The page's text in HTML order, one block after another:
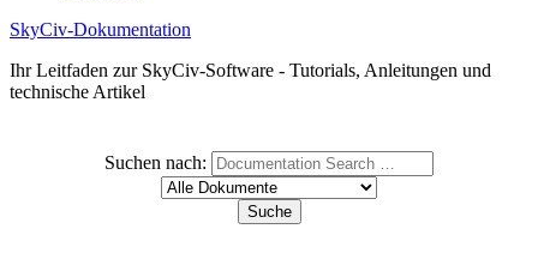
SkyCiv-Dokumentation
Ihr Leitfaden zur SkyCiv-Software - Tutorials, Anleitungen und
technische Artikel
Suchen nach: